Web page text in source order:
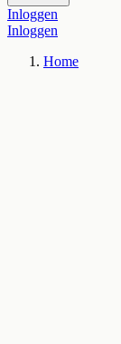
Inloggen
Inloggen
Home